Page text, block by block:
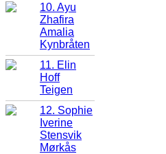
10. Ayu
Zhafira
Amalia
Kynbråten
11. Elin
Hoff
Teigen
12. Sophie
Iverine
Stensvik
Mørkås